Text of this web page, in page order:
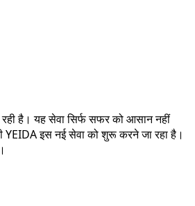
है। यह सेवा सिर्फ सफर को आसान नहीं
YEIDA इस नई सेवा को शुरू करने जा रहा है।